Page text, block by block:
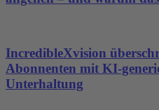
IncredibleXvision
Abonnenten mit KI-
Unterhaltung